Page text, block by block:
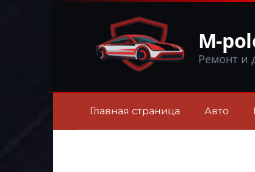
M-
Ремонт и
Главная страница Авто